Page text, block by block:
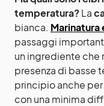
temperatura?La
bianca. Marinatura
passaggi
un ingrediente che
presenza di basse
principio anche per
con una minima